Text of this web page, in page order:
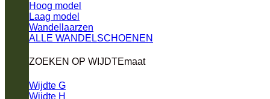
Hoog model
Laag model
Wandellaarzen
ALLE WANDELSCHOENEN
ZOEKEN OP WIJDTEmaat
Wijdte G
Wijdte H